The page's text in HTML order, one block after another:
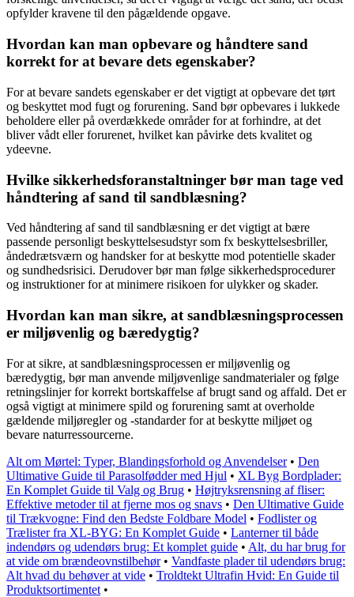
opfylder kravene til den pågældende opgave.
Hvordan kan man opbevare og håndtere sand
korrekt for at bevare dets egenskaber?
For at bevare sandets egenskaber er det vigtigt at opbevare det tørt
og beskyttet mod fugt og forurening. Sand bør opbevares i lukkede
beholdere eller på overdækkede områder for at forhindre, at det
bliver vådt eller forurenet, hvilket kan påvirke dets kvalitet og
ydeevne.
Hvilke sikkerhedsforanstaltninger bør man tage ved
håndtering af sand til sandblæsning?
Ved håndtering af sand til sandblæsning er det vigtigt at bære
passende personligt beskyttelsesudstyr som fx beskyttelsesbriller,
åndedrætsværn og handsker for at beskytte mod potentielle skader
og sundhedsrisici. Derudover bør man følge sikkerhedsprocedurer
og instruktioner for at minimere risikoen for ulykker og skader.
Hvordan kan man sikre, at sandblæsningsprocessen
er miljøvenlig og bæredygtig?
For at sikre, at sandblæsningsprocessen er miljøvenlig og
bæredygtig, bør man anvende miljøvenlige sandmaterialer og følge
retningslinjer for korrekt bortskaffelse af brugt sand og affald. Det er
også vigtigt at minimere spild og forurening samt at overholde
gældende miljøregler og -standarder for at beskytte miljøet og
bevare naturressourcerne.
Alt om Mørtel: Typer, Blandingsforhold og Anvendelser• Den
Ultimative Guide til Parasolfødder med Hjul • XL Byg Bordplader:
En Komplet Guide til Valg og Brug • Højtryksrensning af fliser:
Effektive metoder til at fjerne mos og snavs • Den Ultimative Guide
til Trækvogne: Find den Bedste Foldbare Model • Fodlister og
Trælister fra XL-BYG: En Komplet Guide • Lanterner til både
indendørs og udendørs brug: Et komplet guide • Alt, du har brug for
at vide om brændeovnstilbehør• Vandfaste plader til udendørs brug:
Alt hvad du behøver at vide • Troldtekt Ultrafin Hvid: En Guide til
Produktsortimentet •